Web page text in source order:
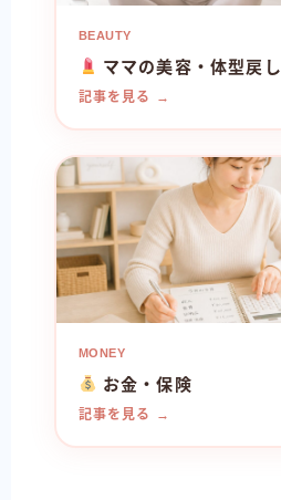
BEAUTY
ママの美容・体型戻し
記事を見る →
MONEY
お金・保険
記事を見る →